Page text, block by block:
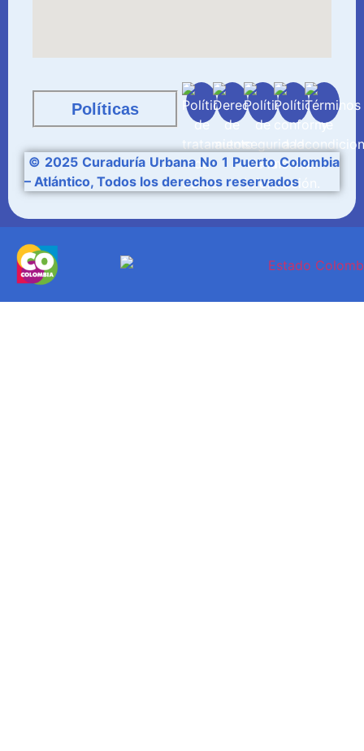
Políticas
© 2025 Curaduría Urbana No 1 Puerto Colombia
– Atlántico, Todos los derechos reservados